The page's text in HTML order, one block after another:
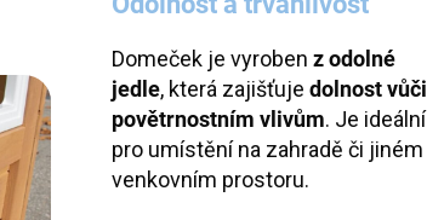
Domeček je vyroben z odolné
jedle, která zajišťuje dolnost vůči
povětrnostním vlivům. Je ideální
pro umístění na zahradě či jiném
venkovním prostoru.